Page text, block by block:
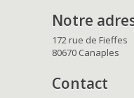
Notre
172 rue de Fieffes
80670 Canaples
Contact